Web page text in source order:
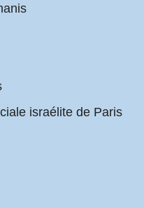
israélite de Paris